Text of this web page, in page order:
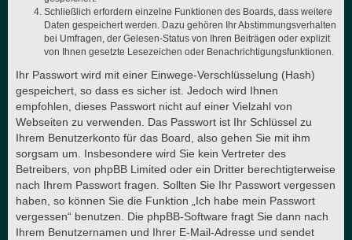
Schließlich erfordern einzelne Funktionen des Boards, dass weitere
Daten gespeichert werden. Dazu gehören Ihr Abstimmungsverhalten
bei Umfragen, der Gelesen-Status von Ihren Beiträgen oder explizit
von Ihnen gesetzte Lesezeichen oder Benachrichtigungsfunktionen.
Ihr Passwort wird mit einer Einwege-Verschlüsselung (Hash)
gespeichert, so dass es sicher ist. Jedoch wird Ihnen
empfohlen, dieses Passwort nicht auf einer Vielzahl von
Webseiten zu verwenden. Das Passwort ist Ihr Schlüssel zu
Ihrem Benutzerkonto für das Board, also gehen Sie mit ihm
sorgsam um. Insbesondere wird Sie kein Vertreter des
Betreibers, von phpBB Limited oder ein Dritter berechtigterweise
nach Ihrem Passwort fragen. Sollten Sie Ihr Passwort vergessen
haben, so können Sie die Funktion „Ich habe mein Passwort
vergessen“ benutzen. Die phpBB-Software fragt Sie dann nach
Ihrem Benutzernamen und Ihrer E-Mail-Adresse und sendet